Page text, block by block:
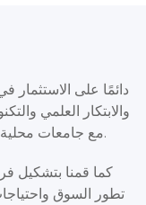
والابتكار العلمي
مع جامعات محلية معروفة في مجال التعليم والبحث الإنتاجي.
كما قمنا بتشكيل
تطور السوق